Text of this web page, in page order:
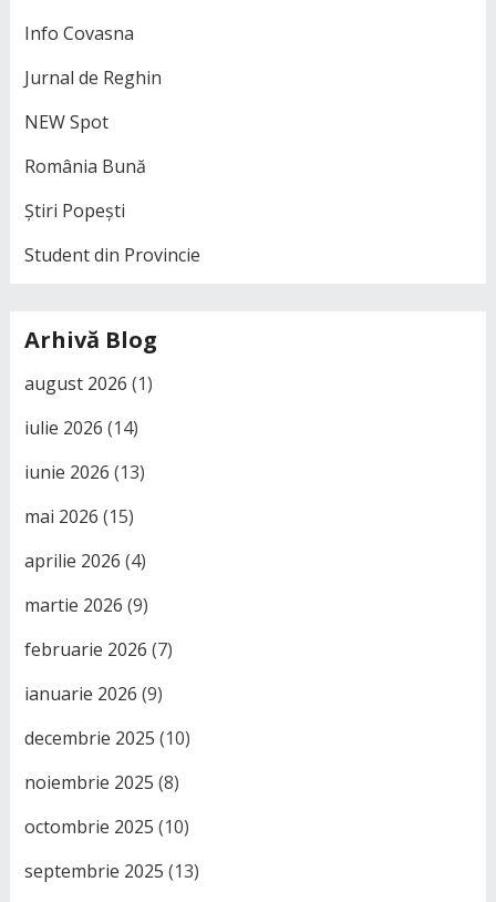
Info Covasna
Jurnal de Reghin
NEW Spot
România Bună
Știri Popești
Student din Provincie
Arhivă Blog
august 2026 (1)
iulie 2026 (14)
iunie 2026 (13)
mai 2026 (15)
aprilie 2026 (4)
martie 2026 (9)
februarie 2026 (7)
ianuarie 2026 (9)
decembrie 2025 (10)
noiembrie 2025 (8)
octombrie 2025 (10)
septembrie 2025 (13)